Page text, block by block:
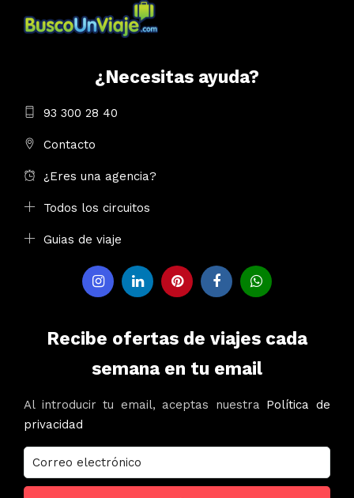
¿Necesitas ayuda?
93 300 28 40
Contacto
¿Eres una agencia?
Todos los circuitos
Guias de viaje
Recibe ofertas de viajes cada
semana en tu email
Al introducir tu email, aceptas nuestra Política de
privacidad